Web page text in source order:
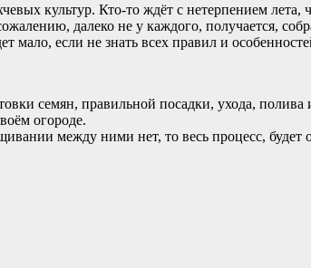
культур. Кто-то ждёт с нетерпением
далеко не у каждого, получается,
мало, если не знать всех правил и
семян, правильной посадки, ухода,
огороде.
между ними нет, то весь процесс, будет